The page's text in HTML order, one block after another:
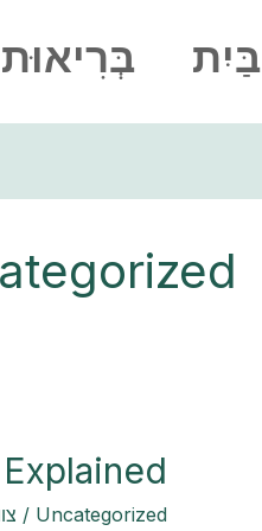
בַּיִת בְּרִיאוּת
Uncategorized
/
Biblical
Sandals
vs